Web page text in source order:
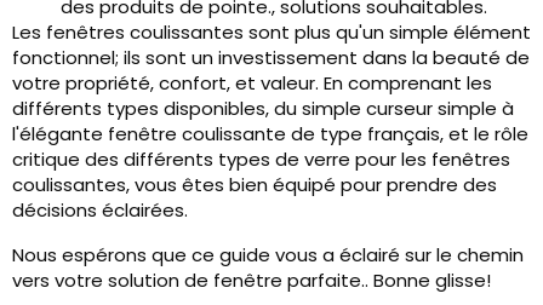
des produits de pointe., solutions souhaitables.
Les fenêtres coulissantes sont plus qu'un simple élément
fonctionnel; ils sont un investissement dans la beauté de
votre propriété, confort, et valeur. En comprenant les
différents types disponibles, du simple curseur simple à
l'élégante fenêtre coulissante de type français, et le rôle
critique des différents types de verre pour les fenêtres
coulissantes, vous êtes bien équipé pour prendre des
décisions éclairées.
Nous espérons que ce guide vous a éclairé sur le chemin
vers votre solution de fenêtre parfaite.. Bonne glisse!